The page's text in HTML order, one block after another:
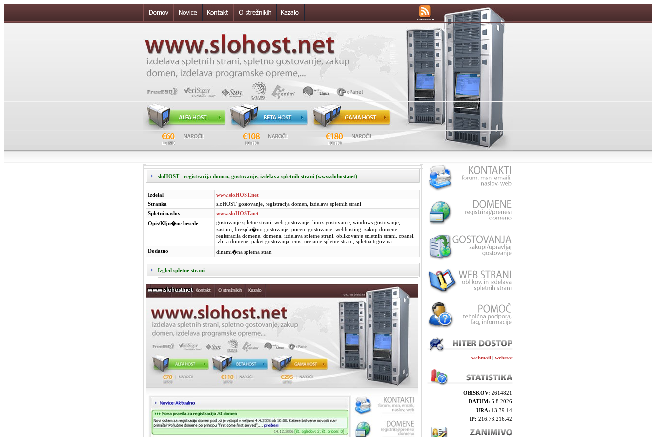
sloHOST - registracija domen, gostovanje, izdelava spletnih strani (www.slohost.net)
Izdelal
www.sloHOST.net
Stranka
sloHOST gostovanje, registracija domen, izdelava spletnih strani
Spletni naslov
www.sloHOST.net
Opis/Klju�ne besede
gostovanje spletne strani, web gostovanje, linux gostovanje, windows gostovanje,
zastonj, brezpla�no gostovanje, poceni gostovanje, webhosting, zakup domene,
registracija domene, domena, izdelava spletne strani, oblikovanje spletnih strani, cpanel,
izbira domene, paket gostovanja, cms, urejanje spletne strani, spletna trgovina
Dodatno
dinami�na spletna stran
Izgled spletne strani
webmail | webstat
OBISKOV: 2614821
DATUM: 6.8.2026
URA: 13:39:14
IP: 216.73.216.42